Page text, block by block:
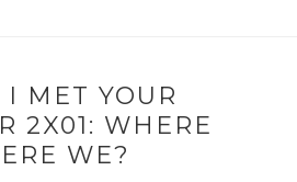
I MET YOUR
2X01: WHERE
WE?